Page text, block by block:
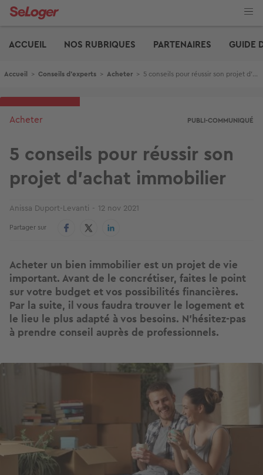
Aller
ACCUEIL
NOS RUBRIQUES PARTENAIRES GUIDE
Fil d'Ariane
Accueil > Conseils d'experts > Acheter > 5 conseils pour réussir son projet d’achat immobilier
PUBLI-COMMUNIQUÉ
Acheter
5 conseils pour réussir son
projet d’achat immobilier
Anissa Duport-Levanti 12 nov 2021
Partager sur
Acheter un bien immobilier est un projet de vie
important. Avant de le concrétiser, faites le point
sur votre budget et vos possibilités financières.
Par la suite, il vous faudra trouver le logement et
le lieu le plus adapté à vos besoins. N’hésitez-pas
à prendre conseil auprès de professionnels.
Image